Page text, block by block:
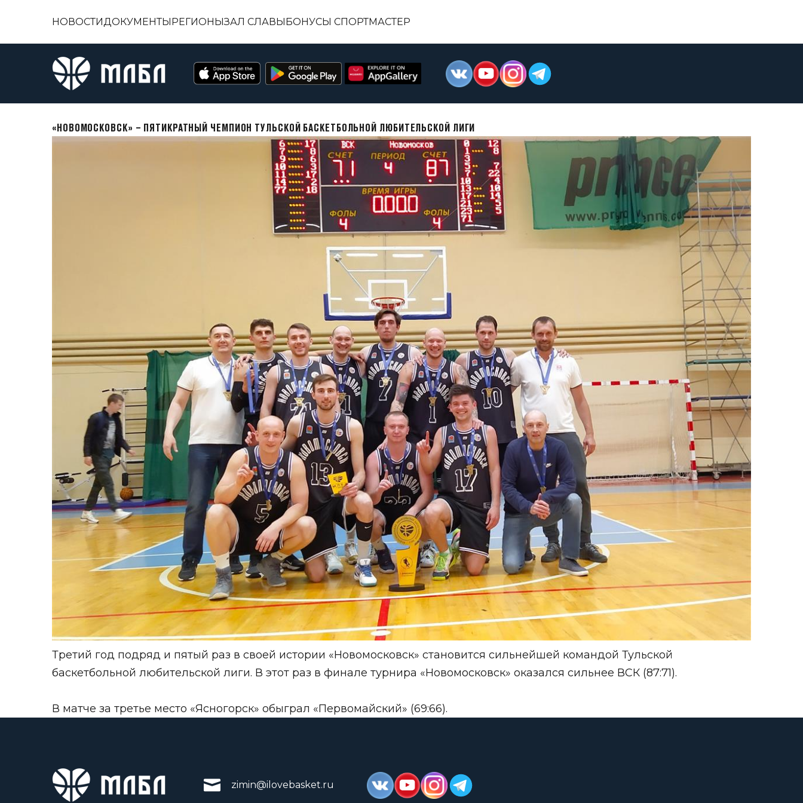
НОВОСТИДОКУМЕНТЫРЕГИОНЫЗАЛ СЛАВЫБОНУСЫ СПОРТМАСТЕР
«НОВОМОСКОВСК» – ПЯТИКРАТНЫЙ ЧЕМПИОН ТУЛЬСКОЙ БАСКЕТБОЛЬНОЙ ЛЮБИТЕЛЬСКОЙ ЛИГИ
Третий год подряд и пятый раз в своей истории «Новомосковск» становится сильнейшей командой Тульской
баскетбольной любительской лиги. В этот раз в финале турнира «Новомосковск» оказался сильнее ВСК (87:71).
В матче за третье место «Ясногорск» обыграл «Первомайский» (69:66).
zimin@ilovebasket.ru